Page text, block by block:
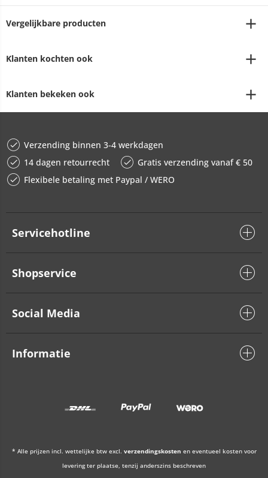
Vergelijkbare producten
Klanten kochten ook
Klanten bekeken ook
Verzending binnen 3-4 werkdagen
14 dagen retourrecht
Gratis verzending vanaf € 50
Flexibele betaling met Paypal / WERO
Servicehotline
Shopservice
Social Media
Informatie
* Alle prijzen incl. wettelijke btw excl. verzendingskosten en eventueel kosten voor
levering ter plaatse, tenzij anderszins beschreven